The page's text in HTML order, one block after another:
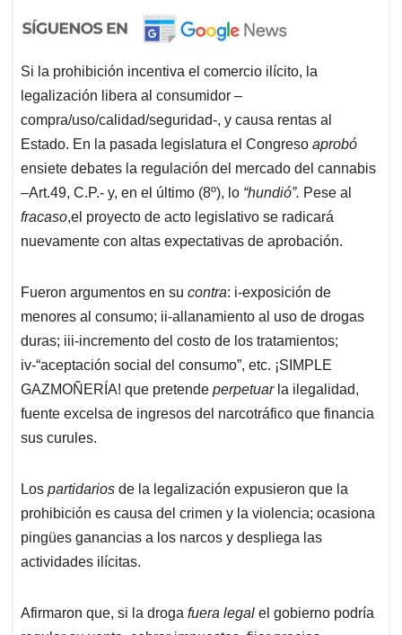
Si la prohibición incentiva el comercio ilícito, la
legalización libera al consumidor –
compra/uso/calidad/seguridad-, y causa rentas al
Estado. En la pasada legislatura el Congreso aprobó
ensiete debates la regulación del mercado del cannabis
–Art.49, C.P.- y, en el último (8º), lo “hundió”. Pese al
fracaso,el proyecto de acto legislativo se radicará
nuevamente con altas expectativas de aprobación.
Fueron argumentos en su contra: i-exposición de
menores al consumo; ii-allanamiento al uso de drogas
duras; iii-incremento del costo de los tratamientos;
iv-“aceptación social del consumo”, etc. ¡SIMPLE
GAZMOÑERÍA! que pretende perpetuarla ilegalidad,
fuente excelsa de ingresos del narcotráfico que financia
sus curules.
Los partidarios de la legalización expusieron que la
prohibición es causa del crimen y la violencia; ocasiona
pingües ganancias a los narcos y despliega las
actividades ilícitas.
Afirmaron que, si la droga fuera legal el gobierno podría